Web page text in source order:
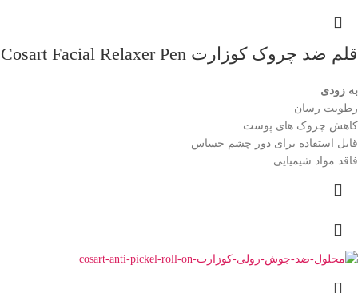
قلم ضد چروک کوزارت Cosart Facial Relaxer Pen
به زودی
رطوبت رسان
کاهش چروک های پوست
قابل استفاده برای دور چشم حساس
فاقد مواد شیمیایی